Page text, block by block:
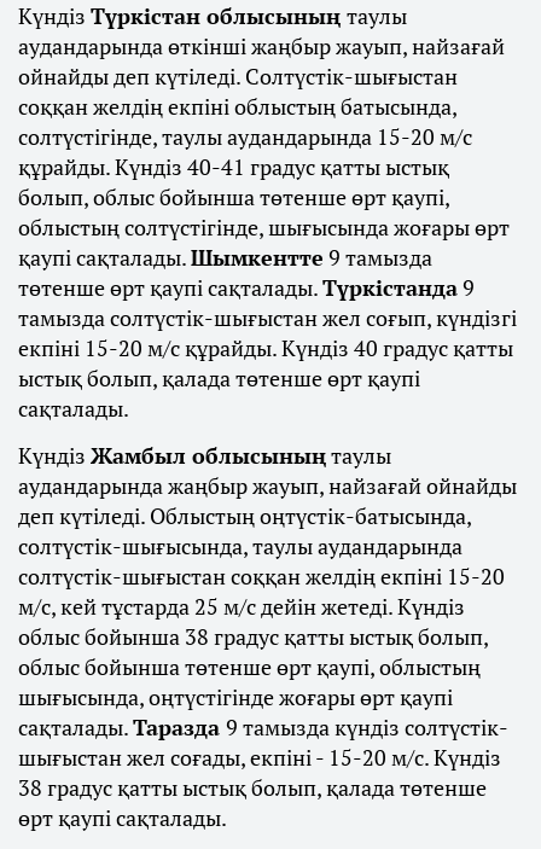
Күндіз Түркістан облысының таулы
аудандарында өткінші жаңбыр жауып, найзағай
ойнайды деп күтіледі. Солтүстік-шығыстан
соққан желдің екпіні облыстың батысында,
солтүстігінде, таулы аудандарында 15-20 м/с
құрайды. Күндіз 40-41 градус қатты ыстық
болып, облыс бойынша төтенше өрт қаупі,
облыстың солтүстігінде, шығысында жоғары өрт
қаупі сақталады.Шымкентте 9 тамызда
төтенше өрт қаупі сақталады.Түркістанда9
тамызда солтүстік-шығыстан жел соғып, күндізгі
екпіні 15-20 м/с құрайды. Күндіз 40 градус қатты
ыстық болып, қалада төтенше өрт қаупі
сақталады.
Күндіз Жамбыл облысыныңтаулы
аудандарында жаңбыр жауып, найзағай ойнайды
деп күтіледі. Облыстың оңтүстік-батысында,
солтүстік-шығысында, таулы аудандарында
солтүстік-шығыстан соққан желдің екпіні 15-20
м/с, кей тұстарда 25 м/с дейін жетеді. Күндіз
облыс бойынша 38 градус қатты ыстық болып,
облыс бойынша төтенше өрт қаупі, облыстың
шығысында, оңтүстігінде жоғары өрт қаупі
сақталады.Таразда 9 тамызда күндіз солтүстік-
шығыстан жел соғады, екпіні - 15-20 м/с. Күндіз
38 градус қатты ыстық болып, қалада төтенше
өрт қаупі сақталады.